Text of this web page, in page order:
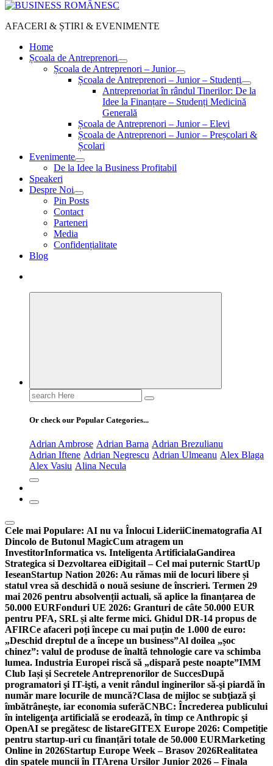
AFACERI & ȘTIRI & EVENIMENTE
Home
Școala de Antreprenori
Școala de Antreprenori – Junior
Școala de Antreprenori – Junior – Studenți
Antreprenoriat în rândul Tinerilor: De la
Idee la Finanțare – Studenți Medicină
Generală
Școala de Antreprenori – Junior – Elevi
Școala de Antreprenori – Junior – Preșcolari &
Școlari
Evenimente
De la Idee la Business Profitabil
Speakeri
Despre Noi
Pin Posts
Contact
Parteneri
Media
Confidențialitate
Blog
Search
for:
Or check our Popular Categories...
Adrian Ambrose Adrian Barna Adrian Brezulianu
Adrian Iftene Adrian Negrescu Adrian Ulmeanu Alex Blaga
Alex Vasiu Alina Necula
Cele mai Populare: AI nu va Înlocui LideriiCinematografia AI
Dincolo de Butonul MagicCum atragem un
InvestitorInformatica vs. Inteligenta ArtificialaGandirea
Strategica si Dezvoltarea eiDigitail – Cel mai puternic StartUp
IeseanStartup Nation 2026: Au rămas mii de locuri libere și
statul vrea să deschidă o nouă sesiune de înscrieri. Termen 29
mai 2026 pentru absolvenții actuali, să aplice la finanțarea de
50.000 EURFonduri UE 2026: Granturi de câte 50.000 EUR
pentru PFA, SRL și alte ferme mici. Ghidul DR-14 propus de
AFIRCe afaceri poți începe cu mai puțin de 1.000 de euro:
„Deschid dreptul de a începe un business”Al doilea „șoc
chinez”: valul de produse de înaltă tehnologie care va schimba
lumea. Industria Europei riscă să „dispară peste noapte”IMM
Club Iași și Secretele Antreprenorilor de SuccesDupă
programatori şi IT-işti, a venit rândul inginerilor să-şi piardă în
număr mare locurile de muncă?Clasa de mijloc se subţiază şi
îmbătrâneşte, iar economia suferăCNBC: Încrederea publicului
în inteligenţa artificială se erodează, în timp ce Anthropic şi
OpenAI se pregătesc de listareGITEX Europe 2026: Competiție
pentru startup-uri cu finanțări totale de 50.000 EURMarketing
Online in 2026Startup Europe Week – Brasov 2026Realitatea
din spatele muncii în ITArena Ursilor Junior 2026 – Finala